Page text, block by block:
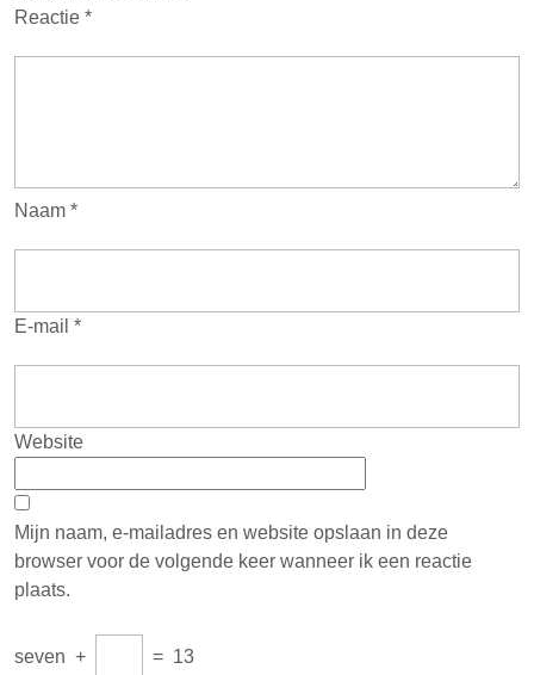
Reactie *
Naam *
E-mail *
Website
Mijn naam, e-mailadres en website opslaan in deze
browser voor de volgende keer wanneer ik een reactie
plaats.
seven + = 13